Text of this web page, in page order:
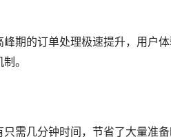
期的订单处理极速提升，用户
。
需几分钟时间，节省了大量准